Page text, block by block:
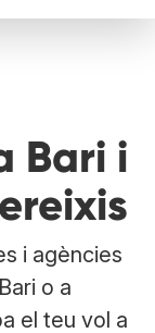
Bari i
i agències
o a
el teu vol a